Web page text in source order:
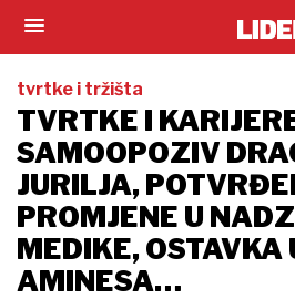
tvrtke i tržišta
TVRTKE I
SAMOOPOZIV
JURILJA,
PROMJENE U
MEDIKE, OSTAVKA
AMINESA…